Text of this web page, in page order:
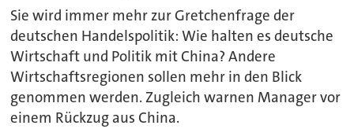
Sie wird immer mehr zur Gretchenfrage der
deutschen Handelspolitik: Wie halten es deutsche
Wirtschaft und Politik mit China? Andere
Wirtschaftsregionen sollen mehr in den Blick
genommen werden. Zugleich warnen Manager vor
einem Rückzug aus China.